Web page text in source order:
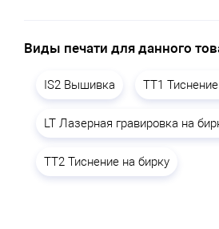
Виды печати для данного
IS2 Вышивка TT1
LT Лазерная гравировка на
TT2 Тиснение на бирку